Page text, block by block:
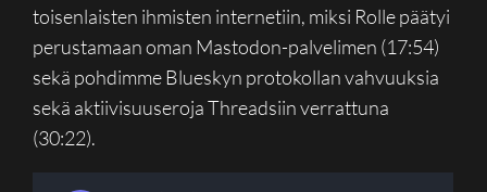
toisenlaisten ihmisten internetiin, miksi Rolle päätyi
perustamaan oman Mastodon-palvelimen (17:54)
sekä pohdimme Blueskyn protokollan vahvuuksia
sekä aktiivisuuseroja Threadsiin verrattuna
(30:22).